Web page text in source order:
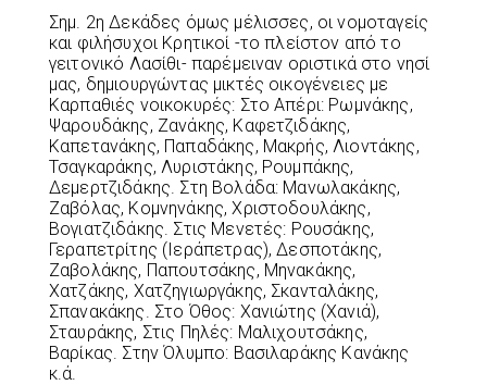
Σημ. 2η Δεκάδες όμως μέλισσες, οι νομοταγείς
και φιλήσυχοι Κρητικοί -το πλείστον από το
γειτονικό Λασίθι- παρέμειναν οριστικά στο νησί
μας, δημιουργώντας μικτές οικογένειες με
Καρπαθιές νοικοκυρές: Στο Απέρι: Ρωμνάκης,
Ψαρουδάκης, Ζανάκης, Καφετζιδάκης,
Καπετανάκης, Παπαδάκης, Μακρής, Λιοντάκης,
Τσαγκαράκης, Λυριστάκης, Ρουμπάκης,
Δεμερτζιδάκης. Στη Βολάδα: Μανωλακάκης,
Ζαβόλας, Κομνηνάκης, Χριστοδουλάκης,
Βογιατζιδάκης. Στις Μενετές: Ρουσάκης,
Γεραπετρίτης (Ιεράπετρας), Δεσποτάκης,
Ζαβολάκης, Παπουτσάκης, Μηνακάκης,
Χατζάκης, Χατζηγιωργάκης, Σκανταλάκης,
Σπανακάκης. Στο Όθος: Χανιώτης (Χανιά),
Σταυράκης, Στις Πηλές: Μαλιχουτσάκης,
Βαρίκας. Στην Όλυμπο: Βασιλαράκης Κανάκης
κ.ά.